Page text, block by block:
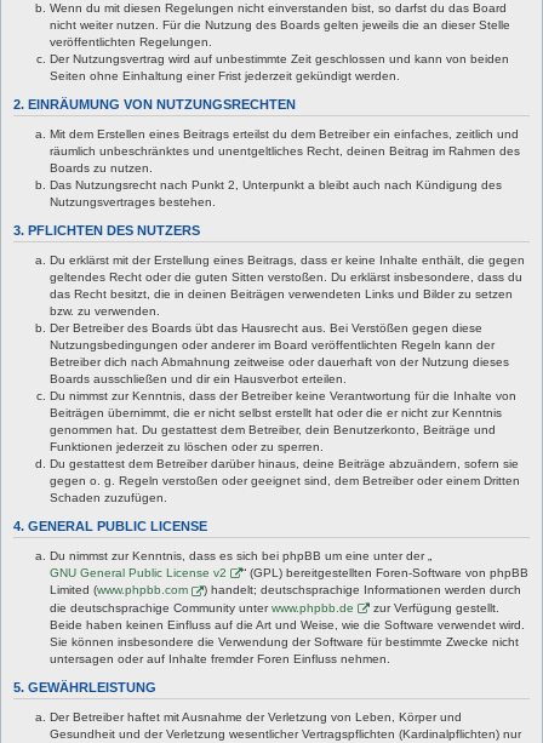
Wenn du mit diesen Regelungen nicht einverstanden bist, so darfst du das Board
nicht weiter nutzen. Für die Nutzung des Boards gelten jeweils die an dieser Stelle
veröffentlichten Regelungen.
Der Nutzungsvertrag wird auf unbestimmte Zeit geschlossen und kann von beiden
Seiten ohne Einhaltung einer Frist jederzeit gekündigt werden.
2. EINRÄUMUNG VON NUTZUNGSRECHTEN
Mit dem Erstellen eines Beitrags erteilst du dem Betreiber ein einfaches, zeitlich und
räumlich unbeschränktes und unentgeltliches Recht, deinen Beitrag im Rahmen des
Boards zu nutzen.
Das Nutzungsrecht nach Punkt 2, Unterpunkt a bleibt auch nach Kündigung des
Nutzungsvertrages bestehen.
3. PFLICHTEN DES NUTZERS
Du erklärst mit der Erstellung eines Beitrags, dass er keine Inhalte enthält, die gegen
geltendes Recht oder die guten Sitten verstoßen. Du erklärst insbesondere, dass du
das Recht besitzt, die in deinen Beiträgen verwendeten Links und Bilder zu setzen
bzw. zu verwenden.
Der Betreiber des Boards übt das Hausrecht aus. Bei Verstößen gegen diese
Nutzungsbedingungen oder anderer im Board veröffentlichten Regeln kann der
Betreiber dich nach Abmahnung zeitweise oder dauerhaft von der Nutzung dieses
Boards ausschließen und dir ein Hausverbot erteilen.
Du nimmst zur Kenntnis, dass der Betreiber keine Verantwortung für die Inhalte von
Beiträgen übernimmt, die er nicht selbst erstellt hat oder die er nicht zur Kenntnis
genommen hat. Du gestattest dem Betreiber, dein Benutzerkonto, Beiträge und
Funktionen jederzeit zu löschen oder zu sperren.
Du gestattest dem Betreiber darüber hinaus, deine Beiträge abzuändern, sofern sie
gegen o. g. Regeln verstoßen oder geeignet sind, dem Betreiber oder einem Dritten
Schaden zuzufügen.
4. GENERAL PUBLIC LICENSE
Du nimmst zur Kenntnis, dass es sich bei phpBB um eine unter der „
GNU General Public License v2
“ (GPL) bereitgestellten Foren-Software von phpBB
Limited (www.phpbb.com
) handelt; deutschsprachige Informationen werden durch
die deutschsprachige Community unterwww.phpbb.de
zur Verfügung gestellt.
Beide haben keinen Einfluss auf die Art und Weise, wie die Software verwendet wird.
Sie können insbesondere die Verwendung der Software für bestimmte Zwecke nicht
untersagen oder auf Inhalte fremder Foren Einfluss nehmen.
5. GEWÄHRLEISTUNG
Der Betreiber haftet mit Ausnahme der Verletzung von Leben, Körper und
Gesundheit und der Verletzung wesentlicher Vertragspflichten (Kardinalpflichten) nur